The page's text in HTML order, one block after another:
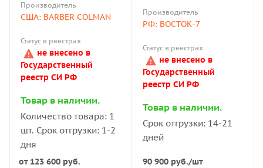
Способ отражения данных: на механической шкале
или цифровом ЖК-мониторе.
Управление: кнопочное (механические модели) или
с помощью клавиш (электронные твердомеры).
Диапазон измерений: от 0 до 100.
Дополнительные опции: штатив, меры твёрдости и
Цена устройства зависит от функциональных
возможностей прибора, ценовой политики
производителя и других факторов.
Производитель
США: BARBER COLMAN
Статус в реестрах
не внесено в
Государственный
реестр СИ РФ
Товар в наличии.
Количество товара: 1
шт. Срок отгрузки: 1-2
дня
от 123 600 руб.
аналоговым
индикатором
Производитель
РФ: ВОСТОК-7
Статус в реестрах
не внесено в
Государственный
реестр СИ РФ
Товар в наличии.
Срок отгрузки: 14-21
дней
90 900 руб./шт